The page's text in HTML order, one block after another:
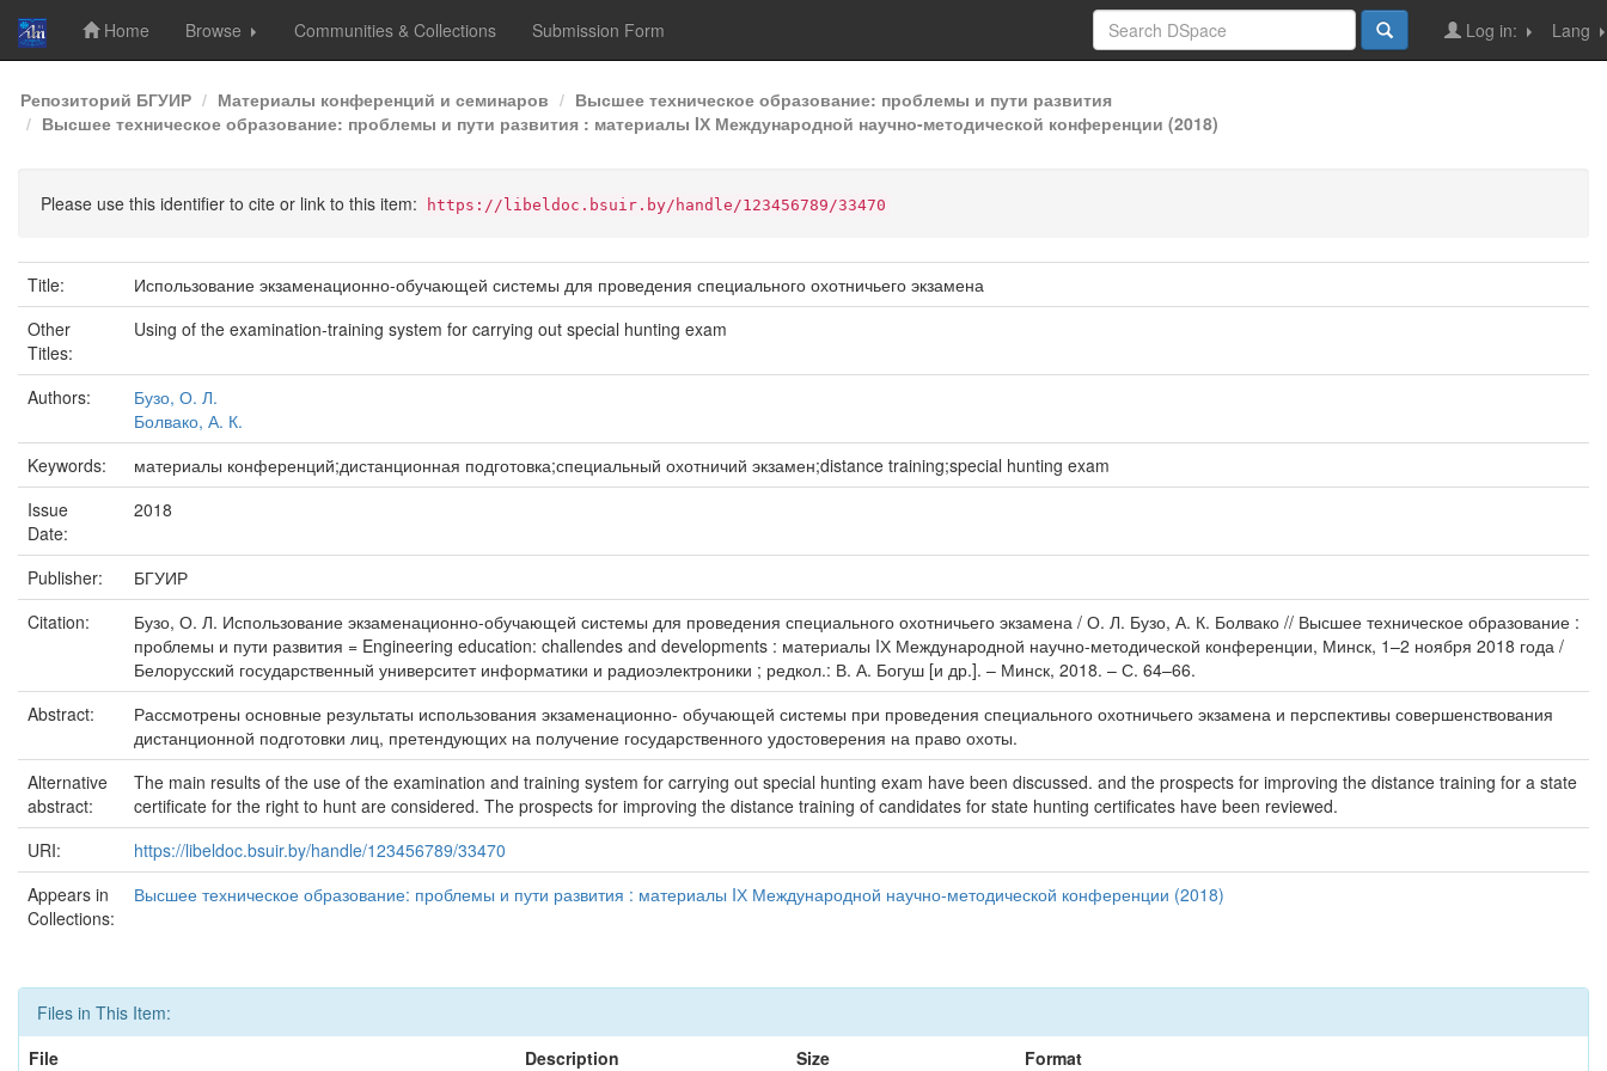
Skip
navigation
Home Browse Communities & Collections Submission Form Lang
Log in:
Репозиторий БГУИР Материалы конференций и семинаров
Высшее техническое образование: проблемы и пути развития
Высшее техническое образование: проблемы и пути развития : материалы IХ Международной научно-методической конференции (2018)
Please use this identifier to cite or link to this item: https://libeldoc.bsuir.by/handle/123456789/33470
Title:
Использование экзаменационно-обучающей системы для проведения специального охотничьего экзамена
Other
Titles:
Using of the examination-training system for carrying out special hunting exam
Authors:
Бузо, О. Л.
Болвако, А. К.
Keywords:
материалы конференций;дистанционная подготовка;специальный охотничий экзамен;distance training;special hunting exam
Issue
Date:
2018
Publisher:
БГУИР
Citation:
Бузо, О. Л. Использование экзаменационно-обучающей системы для проведения специального охотничьего экзамена / О. Л. Бузо, А. К. Болвако // Высшее техническое образование :
проблемы и пути развития = Engineering education: challendes and developments : материалы IХ Международной научно-методической конференции, Минск, 1–2 ноября 2018 года /
Белорусский государственный университет информатики и радиоэлектроники ; редкол.: В. А. Богуш [и др.]. – Минск, 2018. – С. 64–66.
Abstract:
Рассмотрены основные результаты использования экзаменационно- обучающей системы при проведения специального охотничьего экзамена и перспективы совершенствования
дистанционной подготовки лиц, претендующих на получение государственного удостоверения на право охоты.
Alternative
abstract:
The main results of the use of the examination and training system for carrying out special hunting exam have been discussed. and the prospects for improving the distance training for a state
certificate for the right to hunt are considered. The prospects for improving the distance training of candidates for state hunting certificates have been reviewed.
URI:
https://libeldoc.bsuir.by/handle/123456789/33470
Appears in
Collections:
Высшее техническое образование: проблемы и пути развития : материалы IХ Международной научно-методической конференции (2018)
Files in This Item:
File
Description Size Format